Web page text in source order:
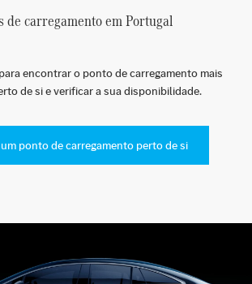
de carregamento em Portugal
encontrar o ponto de carregamento mais
de si e verificar a sua disponibilidade.
ponto de carregamento perto de si